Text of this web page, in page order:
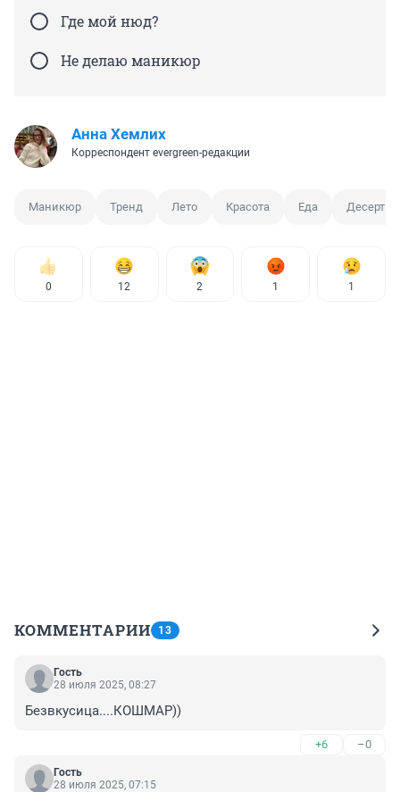
Где мой нюд?
Не делаю маникюр
Анна Хемлих
Корреспондент evergreen-редакции
Маникюр Тренд Лето Красота Еда Десерт
0 12 2 1 1
КОММЕНТАРИИ 13
Гость
28 июля 2025, 08:27
Безвкусица....КОШМАР))
+6 –0
Гость
28 июля 2025, 07:15